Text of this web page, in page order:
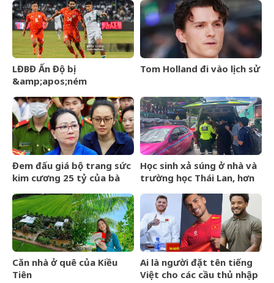
Day&amp;apos; lên tiếng
về tin đồn liên quan đến
Thành Long
mỏi tay đếm tiền
LĐBĐ Ấn Độ bị
&amp;apos;ném
mang đội hình B dự giải Vô
địch ĐNÁ của FIFA
Tom Holland đi vào lịch sử
Đem đấu giá bộ trang sức
kim cương 25 tỷ của bà
hóa đơn nhưng món đắt
nhất giá 9,4 tỷ
Học sinh xả súng ở nhà và
trường học Thái Lan, hơn
Căn nhà ở quê của Kiều
Tiên
Ai là người đặt tên tiếng
Việt cho các cầu thủ nhập